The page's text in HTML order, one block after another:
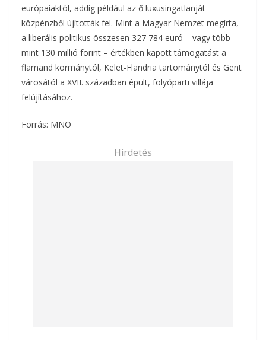
európaiaktól, addig például az ő luxusingatlanját
közpénzből újították fel. Mint a Magyar Nemzet megírta,
a liberális politikus összesen 327 784 euró – vagy több
mint 130 millió forint – értékben kapott támogatást a
flamand kormánytól, Kelet-Flandria tartománytól és Gent
városától a XVII. században épült, folyóparti villája
felújításához.
Forrás: MNO
Hirdetés